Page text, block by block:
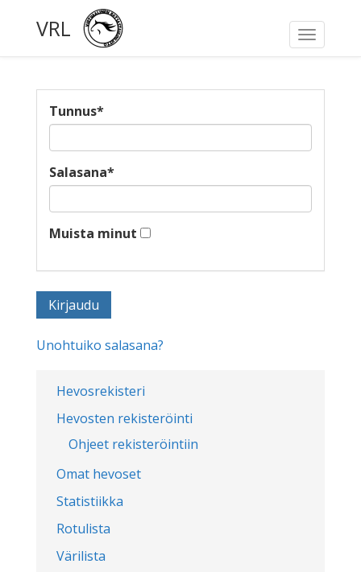
Toggle
VRL
Hevosrekisteri
Hevosten rekisteröinti
Ohjeet rekisteröintiin
Omat hevoset
Statistiikka
Rotulista
Värilista
Tunnus*
Salasana*
Muista minut
Unohtuiko salasana?